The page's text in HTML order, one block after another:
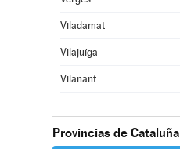
Viladamat
Vilajuïga
Vilanant
Provincias de Cataluña